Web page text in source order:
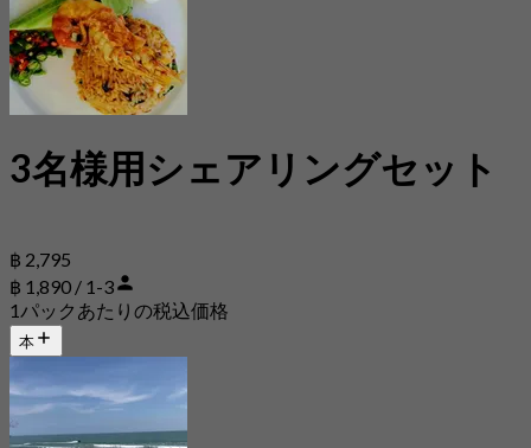
3名様用シェアリングセット
฿ 2,795
฿ 1,890 / 1-3
1パックあたりの税込価格
本